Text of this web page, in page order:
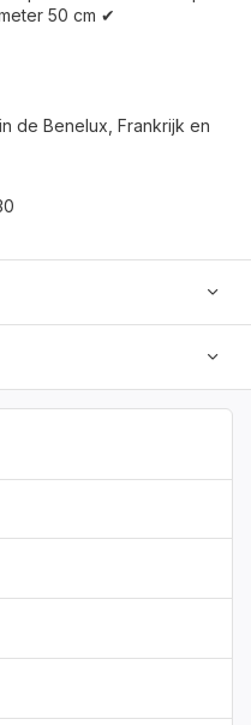
50 cm ✔
de Benelux, Frankrijk en